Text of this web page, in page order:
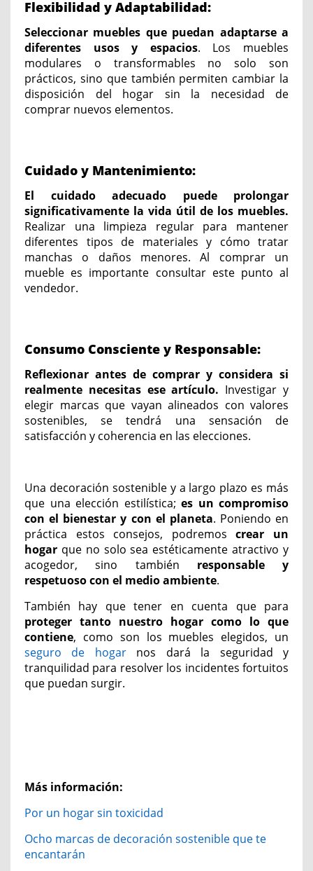
Flexibilidad y Adaptabilidad:
Seleccionar muebles que puedan adaptarse a
diferentes usos y espacios. Los muebles
modulares o transformables no solo son
prácticos, sino que también permiten cambiar la
disposición del hogar sin la necesidad de
comprar nuevos elementos.
Cuidado y Mantenimiento:
El cuidado adecuado puede prolongar
significativamente la vida útil de los muebles.
Realizar una limpieza regular para mantener
diferentes tipos de materiales y cómo tratar
manchas o daños menores. Al comprar un
mueble es importante consultar este punto al
vendedor.
Consumo Consciente y Responsable:
Reflexionar antes de comprar y considera si
realmente necesitas ese artículo. Investigar y
elegir marcas que vayan alineados con valores
sostenibles, se tendrá una sensación de
satisfacción y coherencia en las elecciones.
Una decoración sostenible y a largo plazo es más
que una elección estilística; es un compromiso
con el bienestar y con el planeta. Poniendo en
práctica estos consejos, podremoscrear un
hogar que no solo sea estéticamente atractivo y
acogedor, sino también responsable y
respetuoso con el medio ambiente.
También hay que tener en cuenta que para
proteger tanto nuestro hogar como lo que
contiene, como son los muebles elegidos, un
seguro de hogarnos dará la seguridad y
tranquilidad para resolver los incidentes fortuitos
que puedan surgir.
Más información:
Por un hogar sin toxicidad
Ocho marcas de decoración sostenible que te
encantarán